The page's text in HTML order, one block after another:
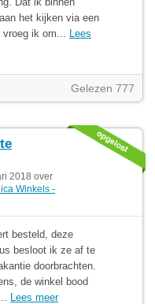
het kijken via een
ik om... Lees
Gelezen 777
2018 over
Winkels -
besteld, deze
besloot ik ze af te
doorbrachten.
de winkel bood
Lees meer